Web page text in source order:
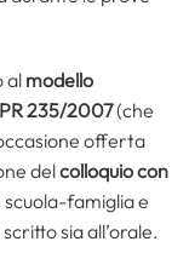
al modello
235/2007(che
offerta
delcolloquio con
famiglia e
sia all’orale.